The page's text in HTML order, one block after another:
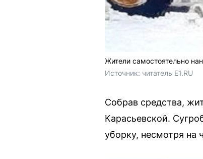
Жители самостоятельно
Источник: читатель E1.RU
Собрав средства,
Карасьевской.
уборку, несмотря на